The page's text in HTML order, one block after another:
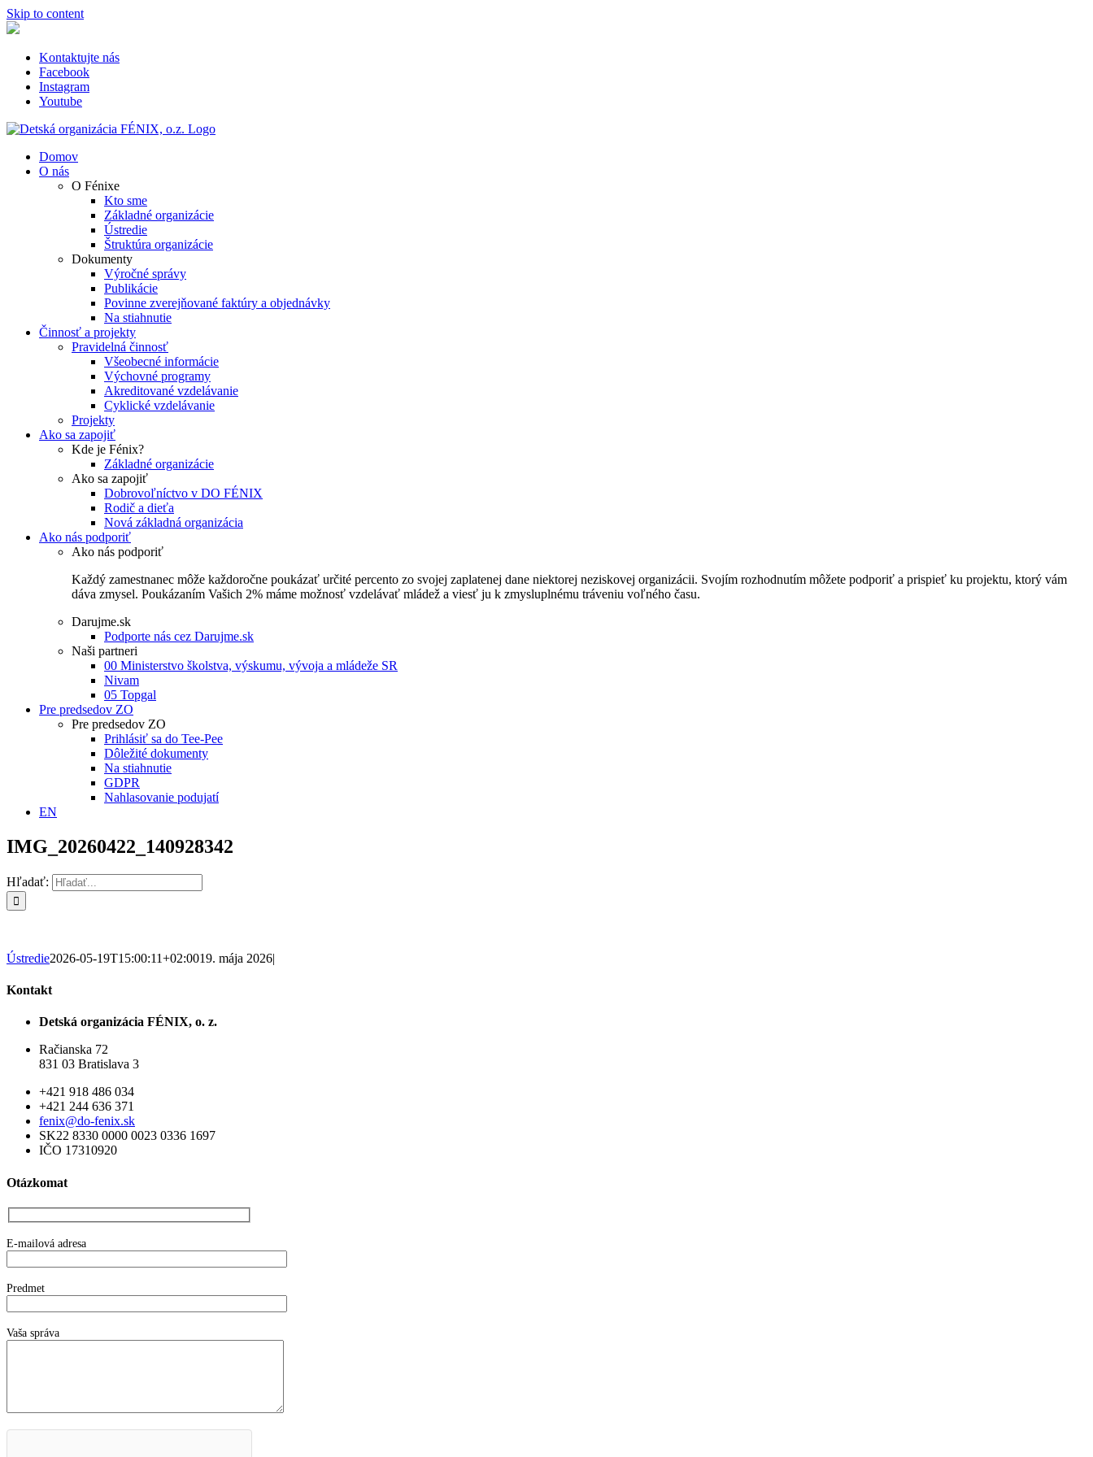
Skip to content
Kontaktujte nás
Facebook
Instagram
Youtube
Domov
O nás
O Fénixe
Kto sme
Základné organizácie
Ústredie
Štruktúra organizácie
Dokumenty
Výročné správy
Publikácie
Povinne zverejňované faktúry a objednávky
Na stiahnutie
Činnosť a projekty
Pravidelná činnosť
Všeobecné informácie
Výchovné programy
Akreditované vzdelávanie
Cyklické vzdelávanie
Projekty
Ako sa zapojiť
Kde je Fénix?
Základné organizácie
Ako sa zapojiť
Dobrovoľníctvo v DO FÉNIX
Rodič a dieťa
Nová základná organizácia
Ako nás podporiť
Ako nás podporiť
Každý zamestnanec môže každoročne poukázať určité percento zo svojej zaplatenej dane niektorej neziskovej organizácii. Svojím rozhodnutím môžete podporiť a prispieť ku projektu, ktorý vám
dáva zmysel. Poukázaním Vašich 2% máme možnosť vzdelávať mládež a viesť ju k zmysluplnému tráveniu voľného času.
Darujme.sk
Podporte nás cez Darujme.sk
Naši partneri
00 Ministerstvo školstva, výskumu, vývoja a mládeže SR
Nivam
05 Topgal
Pre predsedov ZO
Pre predsedov ZO
Prihlásiť sa do Tee-Pee
Dôležité dokumenty
Na stiahnutie
GDPR
Nahlasovanie podujatí
EN
IMG_20260422_140928342
Hľadať:
Ústredie2026-05-19T15:00:11+02:0019. mája 2026|
Kontakt
Detská organizácia FÉNIX, o. z.
Račianska 72
831 03 Bratislava 3
+421 918 486 034
+421 244 636 371
fenix@do-fenix.sk
SK22 8330 0000 0023 0336 1697
IČO 17310920
Otázkomat
E-mailová adresa
Predmet
Vaša správa